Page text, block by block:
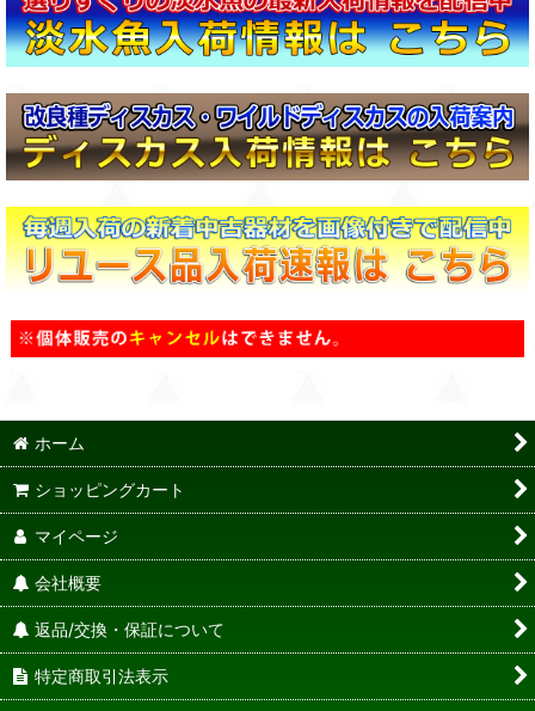
ホーム
ショッピングカート
マイページ
会社概要
返品/交換・保証について
特定商取引法表示